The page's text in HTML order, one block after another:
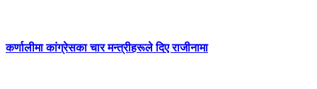
कर्णालीमा कांग्रेसका चार मन्त्रीहरूले दिए राजीनामा